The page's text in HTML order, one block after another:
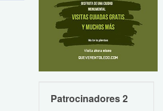
Patrocinadores 2